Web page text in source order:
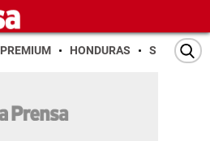
PREMIUM HONDURAS SAN PEDRO